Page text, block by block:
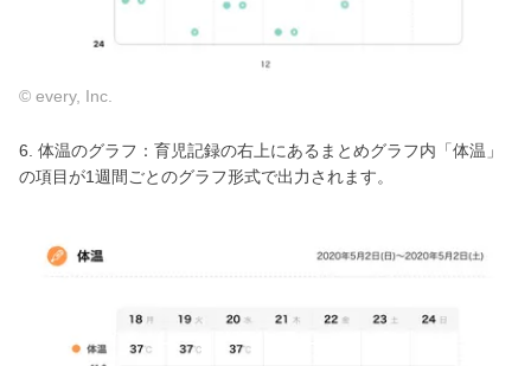
© every, Inc.
6. 体温のグラフ：育児記録の右上にあるまとめグラフ内「体温」
の項目が1週間ごとのグラフ形式で出力されます。